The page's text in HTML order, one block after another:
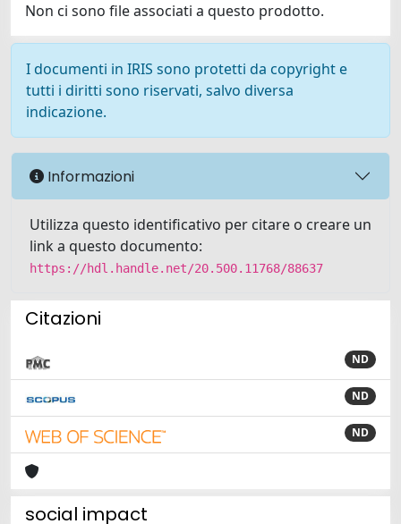
Non ci sono file associati a questo prodotto.
I documenti in IRIS sono protetti da copyright e
tutti i diritti sono riservati, salvo diversa
indicazione.
Informazioni
Utilizza questo identificativo per citare o creare un
link a questo documento:
https://hdl.handle.net/20.500.11768/88637
Citazioni
ND
ND
ND
social impact